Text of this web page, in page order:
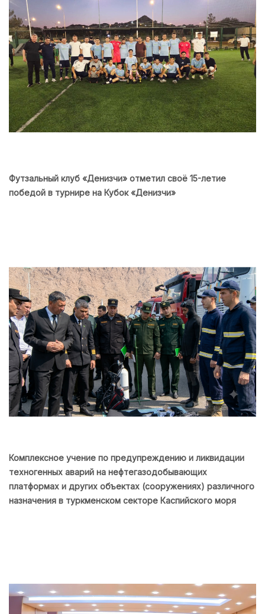
Футзальный клуб «Денизчи» отметил своё 15-летие
победой в турнире на Кубок «Денизчи»
Комплексное учение по предупреждению и ликвидации
техногенных аварий на нефтегазодобывающих
платформах и других объектах (сооружениях) различного
назначения в туркменском секторе Каспийского моря